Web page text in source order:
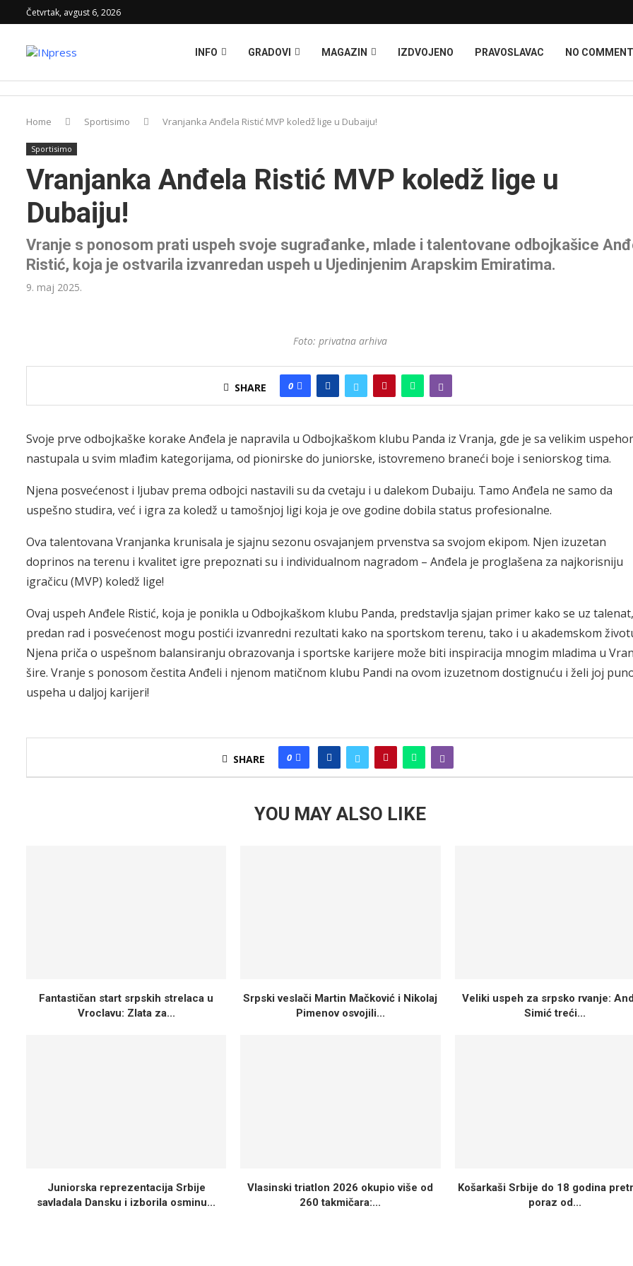
Četvrtak, avgust 6, 2026
INFO GRADOVI MAGAZIN IZDVOJENO PRAVOSLAVAC NO COMMENT
Home Sportisimo Vranjanka Anđela Ristić MVP koledž lige u Dubaiju!
Sportisimo
Vranjanka Anđela Ristić MVP koledž lige u
Dubaiju!
Vranje s ponosom prati uspeh svoje sugrađanke, mlade i talentovane odbojkašice
Ristić, koja je ostvarila izvanredan uspeh u Ujedinjenim Arapskim Emiratima.
9. maj 2025.
Foto: privatna arhiva
SHARE 0
Svoje prve odbojkaške korake Anđela je napravila u Odbojkaškom klubu Panda iz Vranja, gde je sa velikim
nastupala u svim mlađim kategorijama, od pionirske do juniorske, istovremeno braneći boje i seniorskog tima.
Njena posvećenost i ljubav prema odbojci nastavili su da cvetaju i u dalekom Dubaiju. Tamo Anđela ne samo da
uspešno studira, već i igra za koledž u tamošnjoj ligi koja je ove godine dobila status profesionalne.
Ova talentovana Vranjanka krunisala je sjajnu sezonu osvajanjem prvenstva sa svojom ekipom. Njen izuzetan
doprinos na terenu i kvalitet igre prepoznati su i individualnom nagradom – Anđela je proglašena za najkorisniju
igračicu (MVP) koledž lige!
Ovaj uspeh Anđele Ristić, koja je ponikla u Odbojkaškom klubu Panda, predstavlja sjajan primer kako se uz talenat,
predan rad i posvećenost mogu postići izvanredni rezultati kako na sportskom terenu, tako i u akademskom
Njena priča o uspešnom balansiranju obrazovanja i sportske karijere može biti inspiracija mnogim mladima u
šire. Vranje s ponosom čestita Anđeli i njenom matičnom klubu Pandi na ovom izuzetnom dostignuću i želi joj
uspeha u daljoj karijeri!
SHARE 0
YOU MAY ALSO LIKE
Fantastičan start srpskih strelaca u
Vroclavu: Zlata za...
Srpski veslači Martin Mačković i Nikolaj
Pimenov osvojili...
Veliki uspeh za srpsko rvanje:
Simić treći...
Juniorska reprezentacija Srbije
savladala Dansku i izborila osminu...
Vlasinski triatlon 2026 okupio više od
260 takmičara:...
Košarkaši Srbije do 18 godina
poraz od...